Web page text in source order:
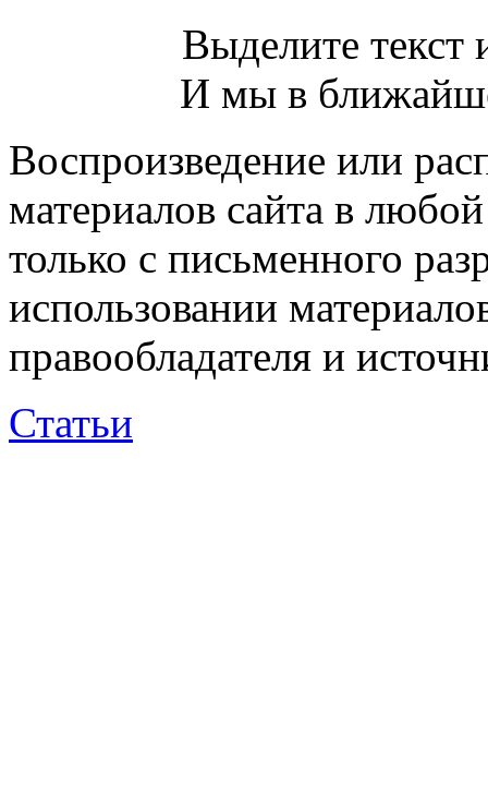
Выделите
И мы в
Воспроизведение или
материалов сайта в
только с письменного
использовании
правообладателя и
Статьи